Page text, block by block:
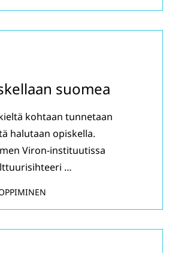
suomea
kohtaan tunnetaan
halutaan opiskella.
Viron-instituutissa
…